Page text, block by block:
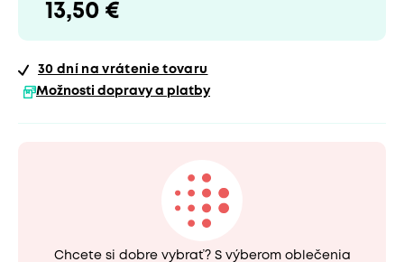
13,50 €
30 dní na vrátenie tovaru
Možnosti dopravy a platby
Chcete si dobre vybrať? S výberom oblečenia